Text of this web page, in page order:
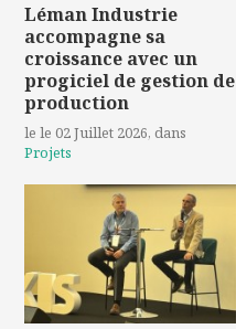
Léman Industrie
accompagne sa
croissance avec un
progiciel de gestion de
production
le le 02 Juillet 2026, dans
Projets